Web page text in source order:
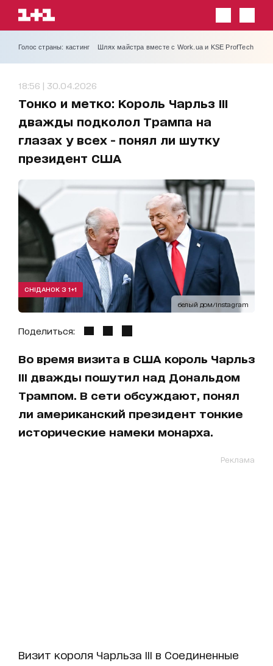
Голос страны: кастинг Шлях майстра вместе с Work.ua и KSE ProfTech
18:56 | 30.04.2026
Тонко и метко: Король Чарльз III
дважды подколол Трампа на
глазах у всех - понял ли шутку
президент США
белый дом/Instagram
СНІДАНОК З 1+1
Поделиться:
Во время визита в США король Чарльз
III дважды пошутил над Дональдом
Трампом. В сети обсуждают, понял
ли американский президент тонкие
исторические намеки монарха.
Реклама
Визит короля Чарльза III в Соединенные